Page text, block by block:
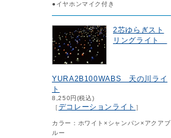
●イヤホンマイク付き
2芯ゆらぎスト
リングライト
YURA2B100WABS 天の川ライ
ト
8,250円(税込)
［デコレーションライト ］
カラー：ホワイト×シャンパン×アクアブ
ルー